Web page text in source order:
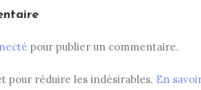
pour publier un commentaire.
pour réduire les indésirables. En